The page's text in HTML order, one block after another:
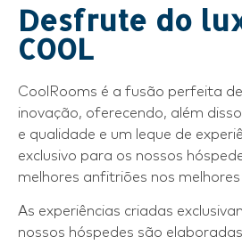
Desfrute do
COOL
CoolRooms é a fusão perfeita
inovação, oferecendo, além
e qualidade e um leque de
exclusivo para os nossos
melhores anfitriões nos melhores
As experiências criadas
nossos hóspedes são